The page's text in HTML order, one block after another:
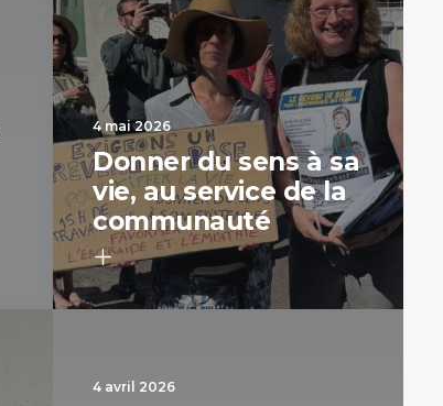
4 mai 2026
Donner du sens à sa
vie, au service de la
communauté
4 avril 2026